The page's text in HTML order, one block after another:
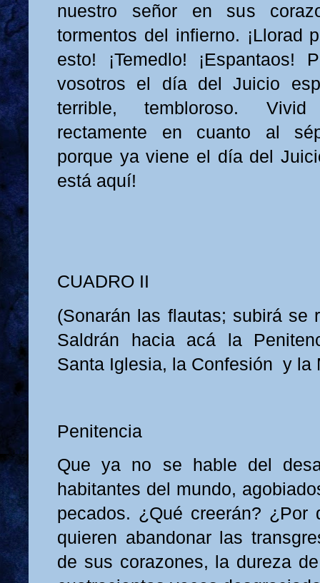
nuestro señor en sus
tormentos del infierno. ¡Llorad
esto! ¡Temedlo! ¡Espantaos!
vosotros el día del Juicio
terrible, tembloroso.
rectamente en cuanto al
porque ya viene el día del
está aquí!
CUADRO II
(Sonarán las flautas; subirá se
Saldrán hacia acá la
Santa Iglesia, la Confesión y la
Penitencia
Que ya no se hable del
habitantes del mundo,
pecados. ¿Qué creerán? ¿Por
quieren abandonar las
de sus corazones, la dureza